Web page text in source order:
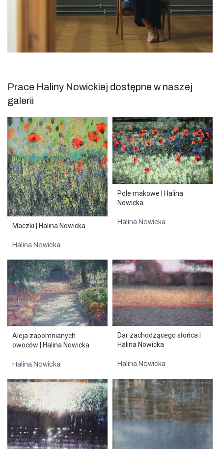
Prace Haliny Nowickiej dostępne w naszej
galerii
Maczki | Halina Nowicka
Halina Nowicka
Pole makowe | Halina
Nowicka
Halina Nowicka
Aleja zapomnianych
owoców | Halina Nowicka
Halina Nowicka
Dar zachodzącego słońca |
Halina Nowicka
Halina Nowicka